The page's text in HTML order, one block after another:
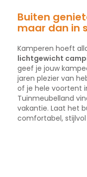
Buiten
maar dan in
Kamperen hoeft
lichtgewicht
geef je jouw
jaren plezier van
of je hele voortent
Tuinmeubelland
vakantie. Laat het
comfortabel,